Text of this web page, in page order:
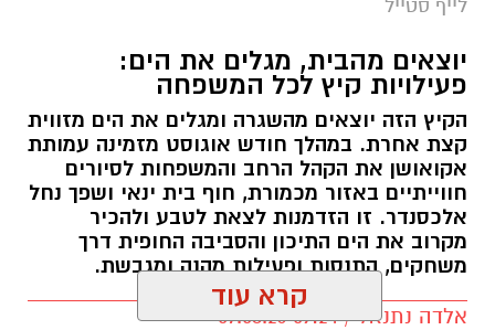
לייף סטייל
יוצאים מהבית, מגלים את הים:
פעילויות קיץ לכל המשפחה
הקיץ הזה יוצאים מהשגרה ומגלים את הים מזווית
קצת אחרת. במהלך חודש אוגוסט מזמינה עמותת
אקואושן את הקהל הרחב והמשפחות לסיורים
חווייתיים באזור מכמורת, חוף בית ינאי ושפך נחל
אלכסנדר. זו הזדמנות לצאת לטבע ולהכיר
מקרוב את הים התיכון והסביבה החופית דרך
משחקים, התנסות ופעילות מהנה ומגבשת.
אלדה נתנאל / 09:24 07.08.26
קרא עוד